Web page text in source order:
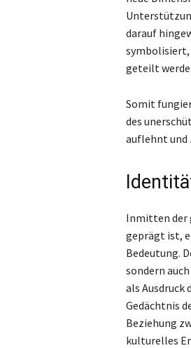
darauf
symbolisiert,
geteilt
Somit
des
auflehnt und
Inmitten der
geprägt ist,
Bedeutung.
sondern
als Ausdruck
Gedächtnis
Beziehung
kulturelles